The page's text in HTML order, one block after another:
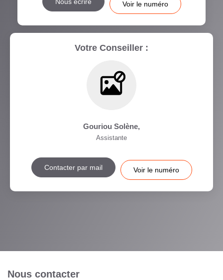
Voir le numéro
Votre Conseiller :
Gouriou Solène,
Assistante
Contacter par mail Voir le numéro
Nous contacter